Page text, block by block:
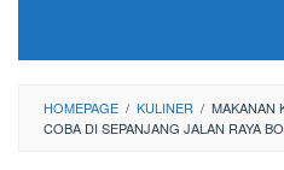
HOMEPAGE / KULINER / MAKANAN
COBA DI SEPANJANG JALAN RAYA